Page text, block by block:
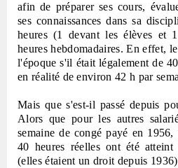
afin de préparer ses cours,
ses connaissances dans sa
heures (1 devant les élèves et
heures hebdomadaires. En effet,
l'époque s'il était légalement de
en réalité de environ 42 h par
Mais que s'est-il passé depuis
Alors que pour les autres
semaine de congé payé en
40 heures réelles ont été
(elles étaient un droit depuis